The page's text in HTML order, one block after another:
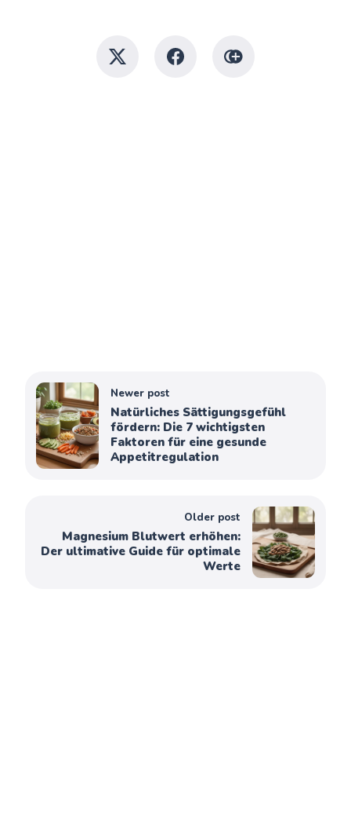
Newer post
Natürliches Sättigungsgefühl
fördern: Die 7 wichtigsten
Faktoren für eine gesunde
Appetitregulation
Older post
Magnesium Blutwert erhöhen:
Der ultimative Guide für optimale
Werte